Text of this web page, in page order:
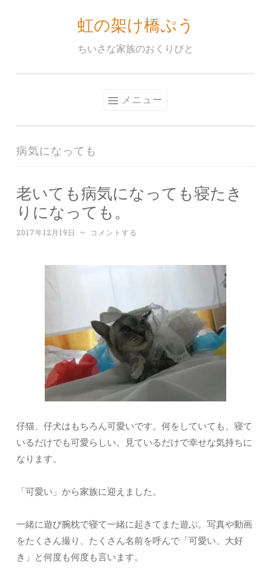
ッ
虹の架け橋ぷう
ちいさな家族のおくりびと
メニュー
病気になっても
老いても病気になっても寝たき
りになっても。
2017年12月19日 ~ コメントする
仔猫、仔犬はもちろん可愛いです。何をしていても、寝て
いるだけでも可愛らしい。見ているだけで幸せな気持ちに
なります。
「可愛い」から家族に迎えました。
一緒に遊び腕枕で寝て一緒に起きてまた遊ぶ。写真や動画
をたくさん撮り、たくさん名前を呼んで「可愛い、大好
き」と何度も何度も言います。